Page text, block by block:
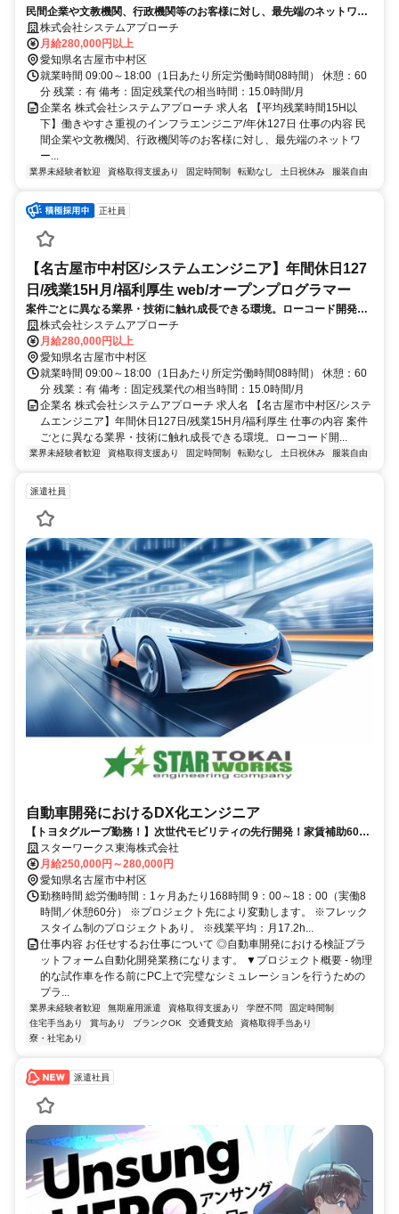
民間企業や文教機関、行政機関等のお客様に対し、最先端のネットワー
ク・サーバー環境における要件定義・設計・構築から運用保守までを一
貫してご担当いただきます。
株式会社システムアプローチ
月給280,000円以上
愛知県名古屋市中村区
就業時間 09:00～18:00（1日あたり所定労働時間08時間） 休憩：60
分 残業：有 備考：固定残業代の相当時間：15.0時間/月
企業名 株式会社システムアプローチ 求人名 【平均残業時間15H以
下】働きやすさ重視のインフラエンジニア/年休127日 仕事の内容 民
間企業や文教機関、行政機関等のお客様に対し、最先端のネットワ
ー...
業界未経験者歓迎 資格取得支援あり 固定時間制 転勤なし 土日祝休み 服装自由
正社員
【名古屋市中村区/システムエンジニア】年間休日127
日/残業15H月/福利厚生 web/オープンプログラマー
案件ごとに異なる業界・技術に触れ成長できる環境。ローコード開発や
生成AIの活用を含む多様なシステム開発に携わります。プログラミング
の枠を超えた「一生モノの資産」となる経験を積み上げられます。
株式会社システムアプローチ
月給280,000円以上
愛知県名古屋市中村区
就業時間 09:00～18:00（1日あたり所定労働時間08時間） 休憩：60
分 残業：有 備考：固定残業代の相当時間：15.0時間/月
企業名 株式会社システムアプローチ 求人名 【名古屋市中村区/システ
ムエンジニア】年間休日127日/残業15H月/福利厚生 仕事の内容 案件
ごとに異なる業界・技術に触れ成長できる環境。ローコード開...
業界未経験者歓迎 資格取得支援あり 固定時間制 転勤なし 土日祝休み 服装自由
派遣社員
自動車開発におけるDX化エンジニア
【トヨタグループ勤務！】次世代モビリティの先行開発！家賃補助60％
／前職平均160万UP！／フレックス制度有り
スターワークス東海株式会社
月給250,000円～280,000円
愛知県名古屋市中村区
勤務時間 総労働時間：1ヶ月あたり168時間 9：00～18：00（実働8
時間／休憩60分） ※プロジェクト先により変動します。 ※フレック
スタイム制のプロジェクトあり。 ※残業平均：月17.2h...
仕事内容 お任せするお仕事について ◎自動車開発における検証プラ
ットフォーム自動化開発業務になります。 ▼プロジェクト概要 - 物理
的な試作車を作る前にPC上で完璧なシミュレーションを行うための
プラ...
業界未経験者歓迎 無期雇用派遣 資格取得支援あり 学歴不問
固定時間制
住宅手当あり
賞与あり ブランクOK 交通費支給
資格取得手当あり
寮・社宅あり
派遣社員